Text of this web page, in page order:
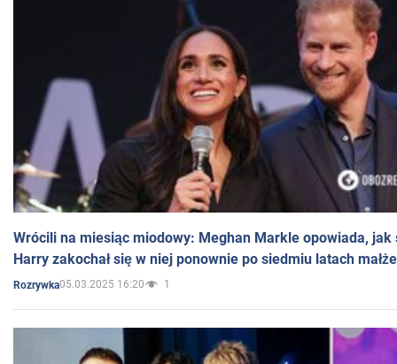
Wrócili na miesiąc miodowy: Meghan Markle opowiada, jak
Harry zakochał się w niej ponownie po siedmiu latach
Rozrywka05.03.2025 16:20 1